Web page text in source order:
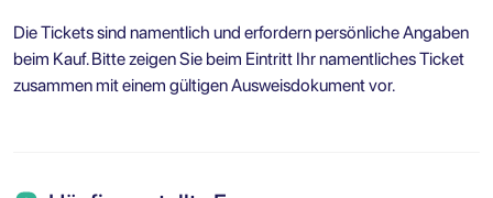
Die Tickets sind namentlich und erfordern persönliche Angaben
beim Kauf. Bitte zeigen Sie beim Eintritt Ihr namentliches Ticket
zusammen mit einem gültigen Ausweisdokument vor.